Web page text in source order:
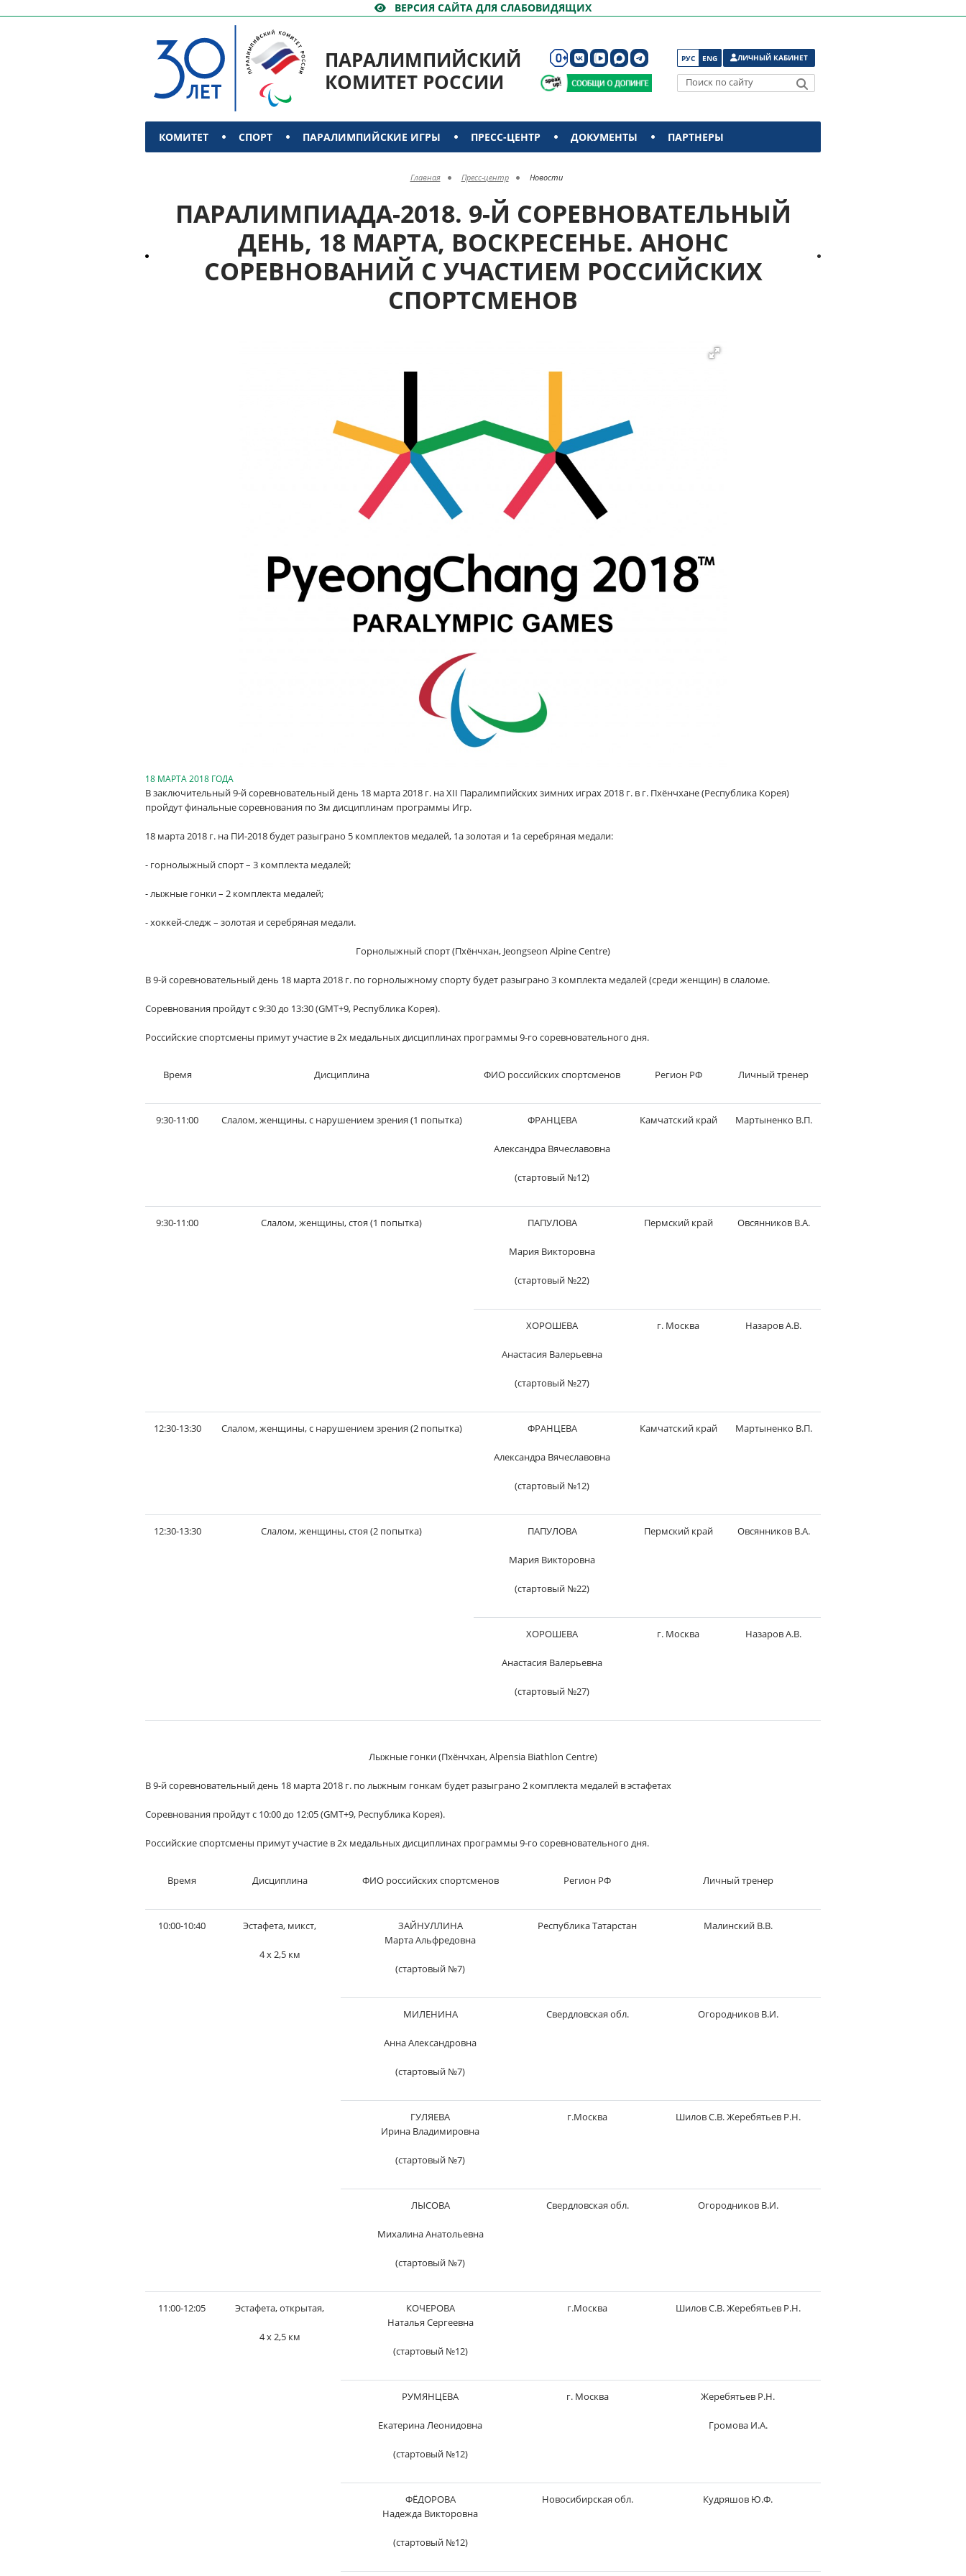
ВЕРСИЯ САЙТА ДЛЯ СЛАБОВИДЯЩИХ
ПАРАЛИМПИЙСКИЙ
КОМИТЕТ РОССИИ
РУС ENG ЛИЧНЫЙ КАБИНЕТ
Поиск по сайту
КОМИТЕТ СПОРТ ПАРАЛИМПИЙСКИЕ ИГРЫ ПРЕСС-ЦЕНТР ДОКУМЕНТЫ ПАРТНЕРЫ
Главная Пресс-центр Новости
ПАРАЛИМПИАДА-2018. 9-Й СОРЕВНОВАТЕЛЬНЫЙ
ДЕНЬ, 18 МАРТА, ВОСКРЕСЕНЬЕ. АНОНС
СОРЕВНОВАНИЙ С УЧАСТИЕМ РОССИЙСКИХ
СПОРТСМЕНОВ
18 МАРТА 2018 ГОДА
В заключительный 9-й соревновательный день 18 марта 2018 г. на XII Паралимпийских зимних играх 2018 г. в г. Пхёнчхане (Республика Корея)
пройдут финальные соревнования по 3м дисциплинам программы Игр.
18 марта 2018 г. на ПИ-2018 будет разыграно 5 комплектов медалей, 1а золотая и 1а серебряная медали:
- горнолыжный спорт – 3 комплекта медалей;
- лыжные гонки – 2 комплекта медалей;
- хоккей-следж – золотая и серебряная медали.
Горнолыжный спорт (Пхёнчхан, Jeongseon Alpine Centre)
В 9-й соревновательный день 18 марта 2018 г. по горнолыжному спорту будет разыграно 3 комплекта медалей (среди женщин) в слаломе.
Соревнования пройдут с 9:30 до 13:30 (GMT+9, Республика Корея).
Российские спортсмены примут участие в 2х медальных дисциплинах программы 9-го соревновательного дня.
Время Дисциплина ФИО российских спортсменов Регион РФ Личный тренер
9:30-11:00 Слалом, женщины, с нарушением зрения (1 попытка) ФРАНЦЕВА
Александра Вячеславовна
(стартовый №12)
Камчатский край Мартыненко В.П.
9:30-11:00 Слалом, женщины, стоя (1 попытка) ПАПУЛОВА
Мария Викторовна
(стартовый №22)
Пермский край Овсянников В.А.
ХОРОШЕВА
Анастасия Валерьевна
(стартовый №27)
г. Москва Назаров А.В.
12:30-13:30 Слалом, женщины, с нарушением зрения (2 попытка) ФРАНЦЕВА
Александра Вячеславовна
(стартовый №12)
Камчатский край Мартыненко В.П.
12:30-13:30 Слалом, женщины, стоя (2 попытка) ПАПУЛОВА
Мария Викторовна
(стартовый №22)
Пермский край Овсянников В.А.
ХОРОШЕВА
Анастасия Валерьевна
(стартовый №27)
г. Москва Назаров А.В.
Лыжные гонки (Пхёнчхан, Alpensia Biathlon Centre)
В 9-й соревновательный день 18 марта 2018 г. по лыжным гонкам будет разыграно 2 комплекта медалей в эстафетах
Соревнования пройдут с 10:00 до 12:05 (GMT+9, Республика Корея).
Российские спортсмены примут участие в 2х медальных дисциплинах программы 9-го соревновательного дня.
Время Дисциплина ФИО российских спортсменов Регион РФ Личный тренер
10:00-10:40 Эстафета, микст,
4 х 2,5 км
ЗАЙНУЛЛИНА
Марта Альфредовна
(стартовый №7)
Республика Татарстан Малинский В.В.
МИЛЕНИНА
Анна Александровна
(стартовый №7)
Свердловская обл. Огородников В.И.
ГУЛЯЕВА
Ирина Владимировна
(стартовый №7)
г.Москва Шилов С.В. Жеребятьев Р.Н.
ЛЫСОВА
Михалина Анатольевна
(стартовый №7)
Свердловская обл. Огородников В.И.
11:00-12:05 Эстафета, открытая,
4 х 2,5 км
КОЧЕРОВА
Наталья Сергеевна
(стартовый №12)
г.Москва Шилов С.В. Жеребятьев Р.Н.
РУМЯНЦЕВА
Екатерина Леонидовна
(стартовый №12)
г. Москва Жеребятьев Р.Н.
Громова И.А.
ФЁДОРОВА
Надежда Викторовна
(стартовый №12)
Новосибирская обл. Кудряшов Ю.Ф.